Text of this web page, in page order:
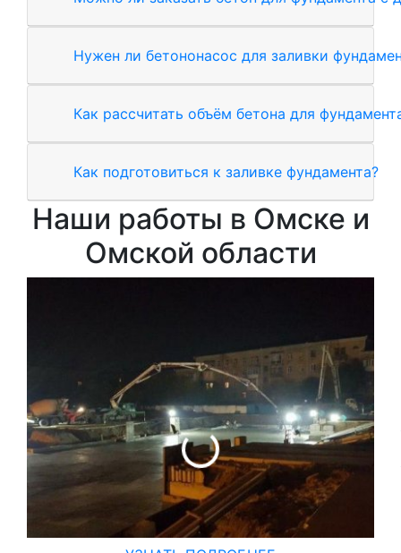
Нужен ли бетононасос для заливки
Как рассчитать объём бетона для
Как подготовиться к заливке фундамента?
Наши работы в Омске и
Омской области